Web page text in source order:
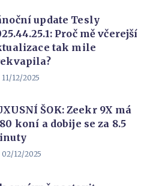
update Tesly
Proč mě včerejší
tak mile
11/12/2025
ŠOK: Zeekr 9X má
koní a dobije se za 8.5
02/12/2025